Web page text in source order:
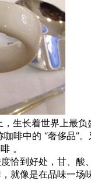
生长着世界上最负
啡中的 “奢侈品”。
。
恰到好处，甘、酸
就像是在品味一场